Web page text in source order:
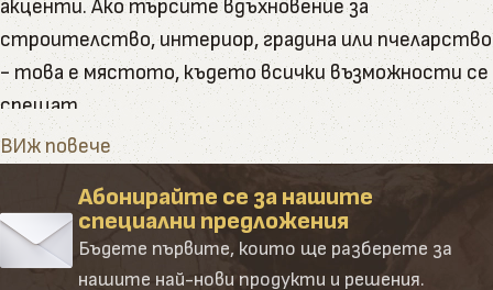
акценти. Ако търсите вдъхновение за
строителство, интериор, градина или пчеларство
- това е мястото, където всички възможности се
срещат.
Тук ще намерите пълната гама от артикули и
натурални продукти, които Палисандър предлага
Категорията обединява в себе си всички наши
основни направления – от сурови и обработени
дървени материали до завършени продукти и
ВИж повече
Абонирайте се за нашите
специални предложения
Бъдете първите, които ще разберете за
нашите най-нови продукти и решения.